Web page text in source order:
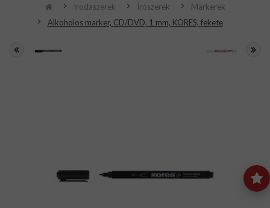
Irodaszerek Írószerek
Markerek
Alkoholos marker, CD/DVD, 1 mm, KORES, fekete